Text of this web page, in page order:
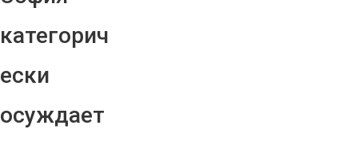
категорич
ески
осуждает